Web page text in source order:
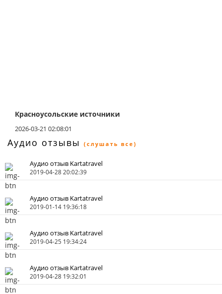
Красноусольские источники
2026-03-21 02:08:01
Аудио отзывы (слушать все)
Аудио отзыв Kartatravel
2019-04-28 20:02:39
Аудио отзыв Kartatravel
2019-01-14 19:36:18
Аудио отзыв Kartatravel
2019-04-25 19:34:24
Аудио отзыв Kartatravel
2019-04-28 19:32:01